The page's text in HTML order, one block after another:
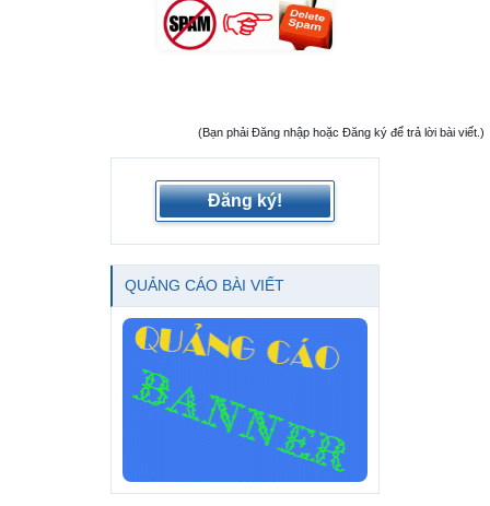
(Bạn phải Đăng nhập hoặc Đăng ký để trả lời bài viết.)
Đăng ký!
QUẢNG CÁO BÀI VIẾT